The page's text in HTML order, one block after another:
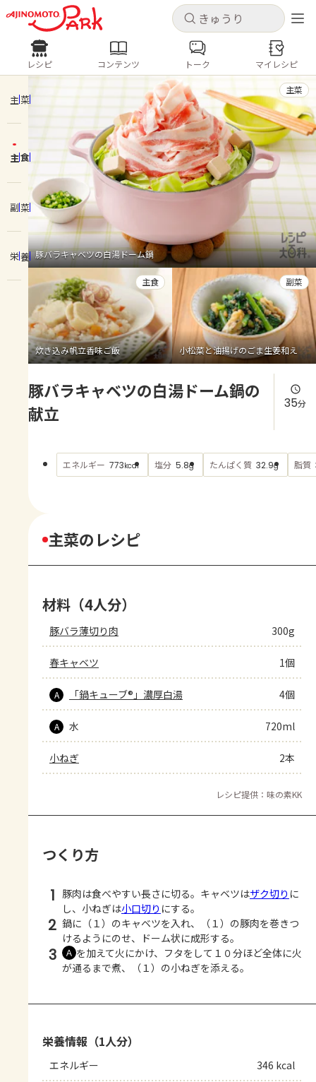
キャンセル
ログインするとレシピを保存できます
ログイン 新規登録
ホーム
コンテンツ
レシピ
トーク
よくあるお問い合わせ
お買い物
AJINOMOTO PARK とは
キャンセル
レシピ コンテンツ
人気の食材・レシピ
きゅうり なす トマト
とうもろこし
ピーマン
みょうが ゴーヤ
レシピ コンテンツ トーク マイレシピ
主菜
主食
副菜
栄養 豚バラキャベツの白湯ドーム鍋
主菜
炊き込み帆立香味ご飯
主食
小松菜と油揚げのごま生姜和え
副菜
豚バラキャベツの白湯ドーム鍋の
献立
35分
エネルギー 773kcal 塩分 5.8g たんぱく質 32.9g 脂質
主菜のレシピ
材料（4人分）
豚バラ薄切り肉 300g
春キャベツ 1個
A 「鍋キューブ®」濃厚白湯 4個
A 水 720ml
小ねぎ 2本
レシピ提供：味の素KK
つくり方
1 豚肉は食べやすい長さに切る。キャベツはザク切り に
し、小ねぎは小口切り にする。
2 鍋に（１）のキャベツを入れ、（１）の豚肉を巻きつ
けるようにのせ、ドーム状に成形する。
3 Ａ を加えて火にかけ、フタをして１０分ほど全体に火
が通るまで煮、（１）の小ねぎを添える。
栄養情報（1人分）
エネルギー 346 kcal